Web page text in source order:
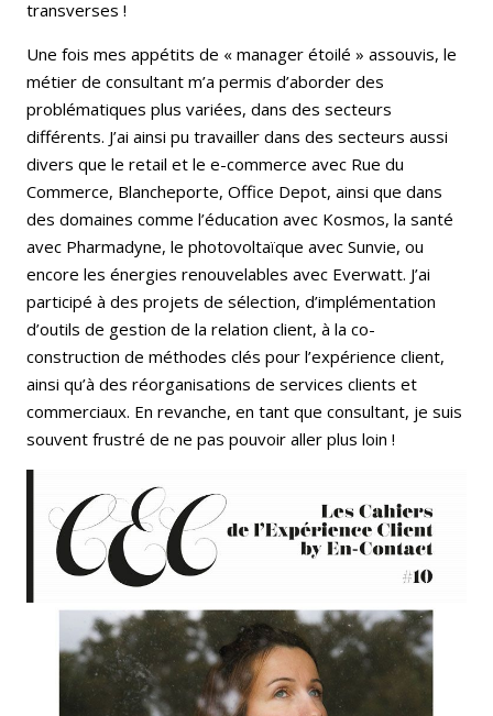
transverses !
Une fois mes appétits de « manager étoilé » assouvis, le
métier de consultant m’a permis d’aborder des
problématiques plus variées, dans des secteurs
différents. J’ai ainsi pu travailler dans des secteurs aussi
divers que le retail et le e-commerce avec Rue du
Commerce, Blancheporte, Office Depot, ainsi que dans
des domaines comme l’éducation avec Kosmos, la santé
avec Pharmadyne, le photovoltaïque avec Sunvie, ou
encore les énergies renouvelables avec Everwatt. J’ai
participé à des projets de sélection, d’implémentation
d’outils de gestion de la relation client, à la co-
construction de méthodes clés pour l’expérience client,
ainsi qu’à des réorganisations de services clients et
commerciaux. En revanche, en tant que consultant, je suis
souvent frustré de ne pas pouvoir aller plus loin !